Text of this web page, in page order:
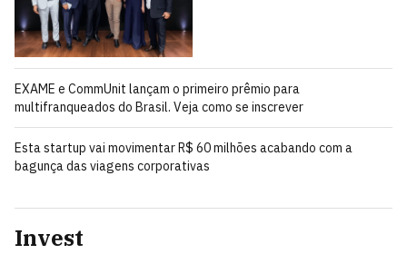
EXAME e CommUnit lançam o primeiro prêmio para
multifranqueados do Brasil. Veja como se inscrever
Esta startup vai movimentar R$ 60 milhões acabando com a
bagunça das viagens corporativas
Invest